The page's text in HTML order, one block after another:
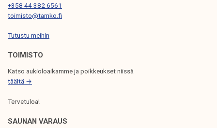
N
S
E
L
A
U
S
+358 44 382 6561
toimisto@tamko.fi
Tutustu meihin
TOIMISTO
Katso aukioloaikamme ja poikkeukset niissä
täältä →
Tervetuloa!
SAUNAN VARAUS